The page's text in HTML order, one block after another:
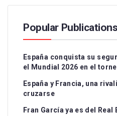
Popular Publications
España conquista su
el Mundial 2026 en el
España y Francia, una
cruzarse
Fran García ya es del